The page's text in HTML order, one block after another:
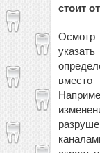
стоит
Осмотр